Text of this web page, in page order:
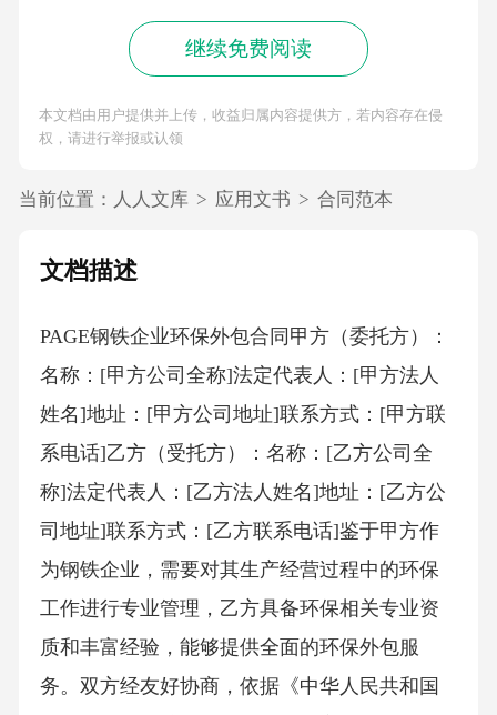
继续免费阅读
本文档由用户提供并上传，收益归属内容提供方，若内容存在侵
权，请进行举报或认领
当前位置： 人人文库 > 应用文书 > 合同范本
文档描述
PAGE钢铁企业环保外包合同甲方（委托方）：
名称：[甲方公司全称]法定代表人：[甲方法人
姓名]地址：[甲方公司地址]联系方式：[甲方联
系电话]乙方（受托方）：名称：[乙方公司全
称]法定代表人：[乙方法人姓名]地址：[乙方公
司地址]联系方式：[乙方联系电话]鉴于甲方作
为钢铁企业，需要对其生产经营过程中的环保
工作进行专业管理，乙方具备环保相关专业资
质和丰富经验，能够提供全面的环保外包服
务。双方经友好协商，依据《中华人民共和国